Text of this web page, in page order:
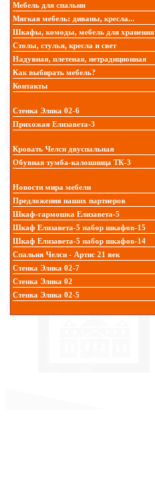
Мебель для спальни
Мягкая мебель: диваны, кресла...
Шкафы, комоды, мебель для хранения
Столы, стулья, кресла и свет
Надувная, плетеная, нетрадиционная
Как выбирать мебель?
Контакты
Стенка Элика 02-6
Прихожая Елизавета-3
Кровать Челси двуспальная
Обувная тумба-калошница ТК-3
Новости мира мебели
Предложения наших партнеров
Шкаф-гармошка Елизавета-5
Шкаф Елизавета-5 набор шкафов-15
Шкаф Елизавета-5 набор шкафов-14
Спальня Челси - Артис 21 век
Стенка Элика 02-7
Стенка Элика 02
Стенка Элика 02-5